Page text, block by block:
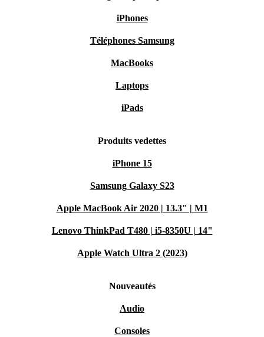
iPhones
Téléphones Samsung
MacBooks
Laptops
iPads
Produits vedettes
iPhone 15
Samsung Galaxy S23
Apple MacBook Air 2020 | 13.3" | M1
Lenovo ThinkPad T480 | i5-8350U | 14"
Apple Watch Ultra 2 (2023)
Nouveautés
Audio
Consoles